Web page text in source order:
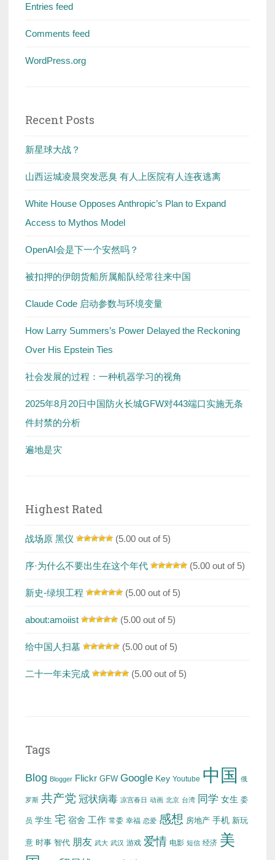
Entries feed
Comments feed
WordPress.org
Recent Posts
新星球大战？
山西运城凌晨突发恶臭 有人上医院有人连夜逃离
White House Opposes Anthropic’s Plan to Expand
Access to Mythos Model
OpenAI会是下一个安然吗？
被扣押的伊朗货船所属船队经常往来中国
Claude Code 启动参数与环境变量
How Larry Summers’s Power Delayed the Reckoning
Over His Epstein Ties
社会发展的过程：一种机器学习的视角
2025年8月20日中国防火长城GFW对443端口实施无条
件封禁的分析
遍地是灾
Highest Rated
战场原 黑仪 (5.00 out of 5)
序·为什么不要出生在这个年代 (5.00 out of 5)
新史-绿坝工程 (5.00 out of 5)
about:amoiist (5.00 out of 5)
给中国人扫墓 (5.00 out of 5)
二十一年未完成 (5.00 out of 5)
Tags
Blog Blogger Flickr GFW Google Key Youtube 中国 俄
罗斯 共产党 冠状病毒 凉宫春日 动画 北京 台湾 同学 女生 委
员 学生 宅 宿舍 工作 常委 幸福 恋爱 感想 房地产 手机 新玩
意 时事 智代 朋友 武大 武汉 游戏 爱情 电影 短信 经济 美